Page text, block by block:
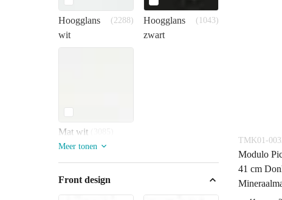
Hoogglans
wit
(2288)
Hoogglans
zwart
(1043)
Mat wit
Meer tonen
Front design
TMK01-
Modulo
41 cm